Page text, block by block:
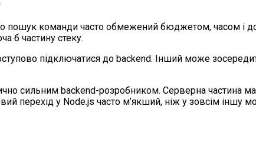
пошук команди часто обмежений бюджетом, часом і
б частину стеку.
підключатися до backend. Інший може
сильним backend-розробником. Серверна частина
перехід у Node.js часто м’якший, ніж у зовсім іншу